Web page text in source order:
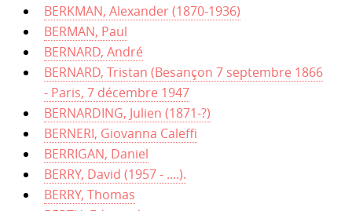
BERKMAN, Alexander (1870-1936)
BERMAN, Paul
BERNARD, André
BERNARD, Tristan (Besançon 7 septembre 1866
- Paris, 7 décembre 1947
BERNARDING, Julien (1871-?)
BERNERI, Giovanna Caleffi
BERRIGAN, Daniel
BERRY, David (1957 - ....).
BERRY, Thomas